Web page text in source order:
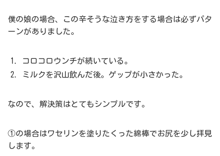
僕の娘の場合、この辛そうな泣き方をする場合は必ずパタ
ーンがありました。
コロコロウンチが続いている。
ミルクを沢山飲んだ後。ゲップが小さかった。
なので、解決策はとてもシンプルです。
①の場合はワセリンを塗りたくった綿棒でお尻を少し拝見
します。